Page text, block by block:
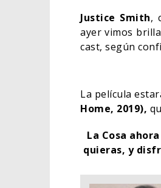
Justice Smith,
ayer vimos
cast, según
La película
Home, 2019),
La Cosa
quieras, y